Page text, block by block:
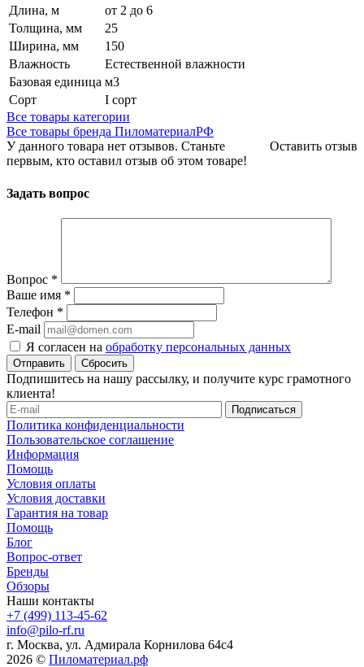
Длина, м
от 2 до 6
Толщина, мм
25
Ширина, мм
150
Влажность
Естественной влажности
Базовая единица м3
Сорт
I сорт
Все товары категории
Все товары бренда ПиломатериалРФ
Оставить отзыв
У данного товара нет отзывов. Станьте
первым, кто оставил отзыв об этом товаре!
Задать вопрос
Вопрос *
Ваше имя *
Телефон *
E-mail
Я согласен на обработку персональных данных
Сбросить
Подпишитесь на нашу рассылку, и получите курс грамотного
клиента!
Политика конфиденциальности
Пользовательское соглашение
Информация
Помощь
Условия оплаты
Условия доставки
Гарантия на товар
Помощь
Блог
Вопрос-ответ
Бренды
Обзоры
Наши контакты
+7 (499) 113-45-62
info@pilo-rf.ru
г. Москва, ул. Адмирала Корнилова 64с4
2026 © Пиломатериал.рф